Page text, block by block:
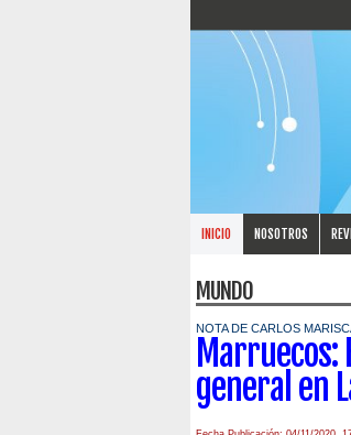
INICIO NOSOTROS
MUNDO
NOTA DE CARLOS
Marruecos:
general en